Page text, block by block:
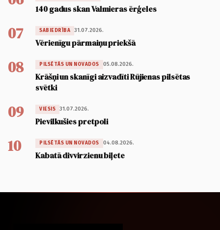
140 gadus skan Valmieras ērģeles
07 SABIEDRĪBA 31.07.2026.
Vērienīgu pārmaiņu priekšā
08 PILSĒTĀS UN NOVADOS 05.08.2026.
Krāšņi un skanīgi aizvadīti Rūjienas pilsētas
svētki
09 VIESIS 31.07.2026.
Pievilkušies pretpoli
10 PILSĒTĀS UN NOVADOS 04.08.2026.
Kabatā divvirzienu biļete